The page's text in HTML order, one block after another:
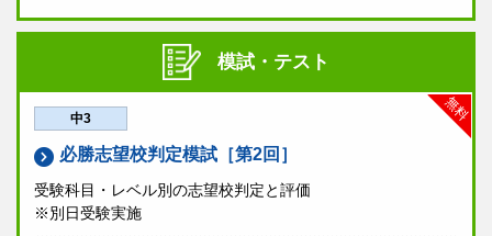
模試・テスト
無料
中3
必勝志望校判定模試［第2回］
受験科目・レベル別の志望校判定と評価
※別日受験実施